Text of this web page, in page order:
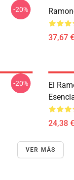
-20%
37,67
-20%
El
24,38
VER MÁS